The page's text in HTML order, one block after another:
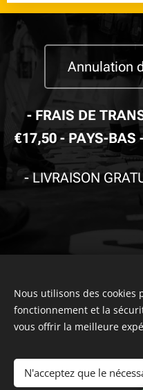
Annulation
- FRAIS DE
€17,50 - PAYS-BAS
- LIVRAISON
© CopyrightThe Safety Store
FAQ-Politique De
Nous utilisons des cookies
fonctionnement et la
vous offrir la meilleure
N'acceptez que le